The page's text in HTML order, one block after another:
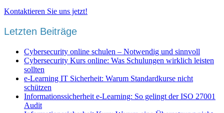
Kontaktieren Sie uns jetzt!
Letzten Beiträge
Cybersecurity online schulen – Notwendig und sinnvoll
Cybersecurity Kurs online: Was Schulungen wirklich leisten
sollten
e-Learning IT Sicherheit: Warum Standardkurse nicht
schützen
Informationssicherheit e-Learning: So gelingt der ISO 27001
Audit